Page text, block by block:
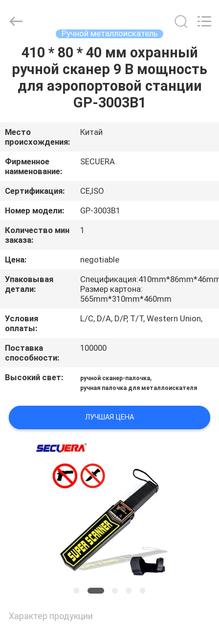
ДОМ
ПРОДУКТЫ
НАС
ПУТЕШЕСТВИЕ
ФАБРИКИ
ПРОВЕРКА
КАЧЕСТВА
СВЯЖИТЕСЬ
МЫ
ЦИТАТУ
КАРТА
САЙТА
PRIVACY
POLICY
Rights
Ручной металлоискатель
410 * 80 * 40 мм охранный
ручной сканер 9 В мощность
для аэропортовой станции
GP-3003B1
Место
происхождения:
Китай
Фирменное
наименование:
SECUERA
Сертификация:
CE,ISO
Номер модели:
GP-3003B1
Количество мин
заказа:
1
Цена:
negotiable
Упаковывая
детали:
Размер картона:
565mm*310mm*460mm
Условия
оплаты:
L/C, D/A, D/P, T/T, Western Union,
Поставка
способности:
100000
Высокий свет: ручной сканер-палочка,
ручная палочка для металлоискателя
ЛУЧШАЯ ЦЕНА
Характер продукции